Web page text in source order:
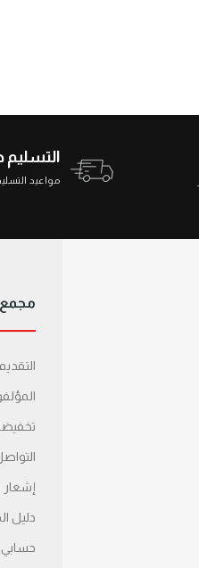
مواعيد التسليم : من
التقديم
إشعار
دليل